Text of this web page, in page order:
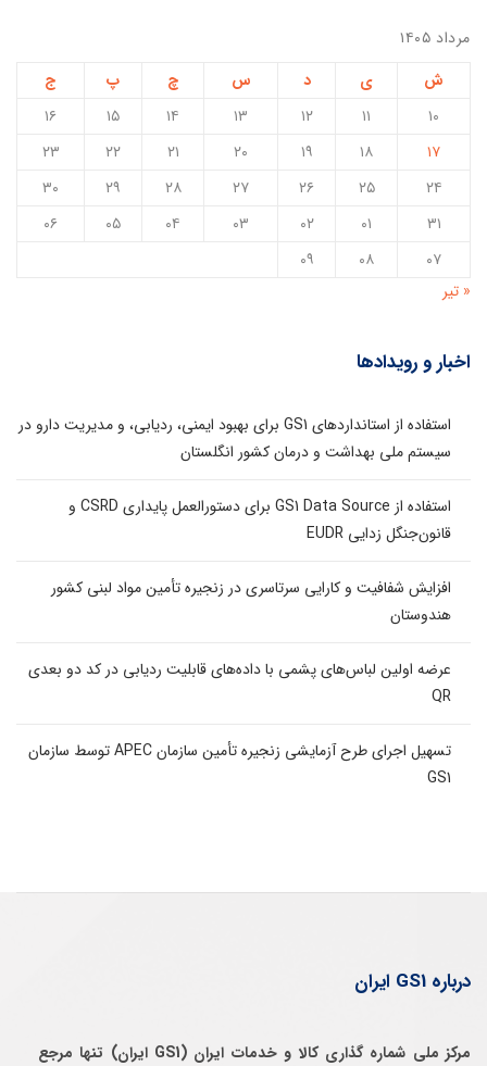
مرداد ۱۴۰۵
ش
ی د س چ پ
ج
۱۰
۱۱ ۱۲ ۱۳ ۱۴ ۱۵
۱۶
۱۷
۱۸ ۱۹ ۲۰ ۲۱ ۲۲
۲۳
۲۴
۲۵ ۲۶ ۲۷ ۲۸ ۲۹
۳۰
۳۱
۰۱ ۰۲ ۰۳ ۰۴ ۰۵
۰۶
۰۷
۰۸
۰۹
« تیر
اخبار و رویدادها
استفاده از استانداردهای GS1 برای بهبود ایمنی، ردیابی، و مدیریت دارو در
سیستم ملی بهداشت و درمان کشور انگلستان
استفاده از GS1 Data Source برای دستورالعمل پایداری CSRD و
قانون‌جنگل زدایی EUDR
افزایش شفافیت و کارایی سرتاسری در زنجیره تأمین مواد لبنی کشور
هندوستان
عرضه اولین لباس‌های پشمی با داده‌های قابلیت ردیابی در کد دو بعدی
QR
تسهیل اجرای طرح آزمایشی زنجیره تأمین سازمان APEC توسط سازمان
GS1
درباره GS1 ایران
مرکز ملی شماره گذاری کالا و خدمات ایران (GS1 ایران) تنها مرجع